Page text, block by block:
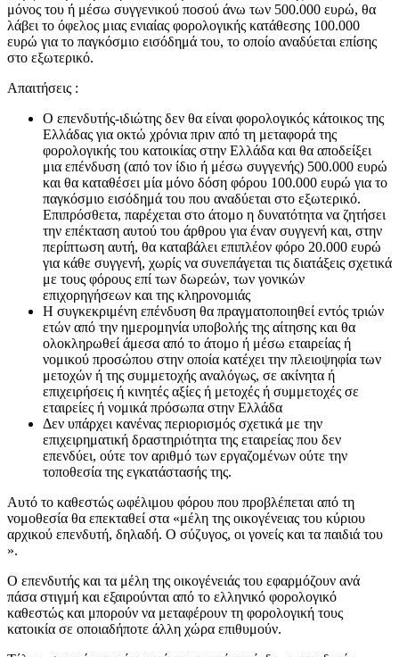
μόνος του ή μέσω συγγενικού ποσού άνω των 500.000 ευρώ, θα
λάβει το όφελος μιας ενιαίας φορολογικής κατάθεσης 100.000
ευρώ για το παγκόσμιο εισόδημά του, το οποίο αναδύεται επίσης
στο εξωτερικό.
Απαιτήσεις :
Ο επενδυτής-ιδιώτης δεν θα είναι φορολογικός κάτοικος της
Ελλάδας για οκτώ χρόνια πριν από τη μεταφορά της
φορολογικής του κατοικίας στην Ελλάδα και θα αποδείξει
μια επένδυση (από τον ίδιο ή μέσω συγγενής) 500.000 ευρώ
και θα καταθέσει μία μόνο δόση φόρου 100.000 ευρώ για το
παγκόσμιο εισόδημά του που αναδύεται στο εξωτερικό.
Επιπρόσθετα, παρέχεται στο άτομο η δυνατότητα να ζητήσει
την επέκταση αυτού του άρθρου για έναν συγγενή και, στην
περίπτωση αυτή, θα καταβάλει επιπλέον φόρο 20.000 ευρώ
για κάθε συγγενή, χωρίς να συνεπάγεται τις διατάξεις σχετικά
με τους φόρους επί των δωρεών, των γονικών
επιχορηγήσεων και της κληρονομιάς
Η συγκεκριμένη επένδυση θα πραγματοποιηθεί εντός τριών
ετών από την ημερομηνία υποβολής της αίτησης και θα
ολοκληρωθεί άμεσα από το άτομο ή μέσω εταιρείας ή
νομικού προσώπου στην οποία κατέχει την πλειοψηφία των
μετοχών ή της συμμετοχής αναλόγως, σε ακίνητα ή
επιχειρήσεις ή κινητές αξίες ή μετοχές ή συμμετοχές σε
εταιρείες ή νομικά πρόσωπα στην Ελλάδα
Δεν υπάρχει κανένας περιορισμός σχετικά με την
επιχειρηματική δραστηριότητα της εταιρείας που δεν
επενδύει, ούτε τον αριθμό των εργαζομένων ούτε την
τοποθεσία της εγκατάστασής της.
Αυτό το καθεστώς ωφέλιμου φόρου που προβλέπεται από τη
νομοθεσία θα επεκταθεί στα «μέλη της οικογένειας του κύριου
αρχικού επενδυτή, δηλαδή. Ο σύζυγος, οι γονείς και τα παιδιά του
».
Ο επενδυτής και τα μέλη της οικογένειάς του εφαρμόζουν ανά
πάσα στιγμή και εξαιρούνται από το ελληνικό φορολογικό
καθεστώς και μπορούν να μεταφέρουν τη φορολογική τους
κατοικία σε οποιαδήποτε άλλη χώρα επιθυμούν.